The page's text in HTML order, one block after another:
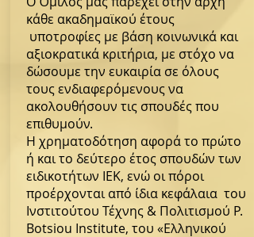
κάθε ακαδημαϊκού έτους
υποτροφίες με βάση κοινωνικά και
αξιοκρατικά κριτήρια, με στόχο να
δώσουμε την ευκαιρία σε όλους
τους ενδιαφερόμενους να
ακολουθήσουν τις σπουδές που
επιθυμούν.
Η χρηματοδότηση αφορά το πρώτο
ή και το δεύτερο έτος σπουδών των
ειδικοτήτων ΙΕΚ, ενώ οι πόροι
προέρχονται από ίδια κεφάλαια του
Ινστιτούτου Τέχνης & Πολιτισμού P.
Botsiou Institute, του «Ελληνικού